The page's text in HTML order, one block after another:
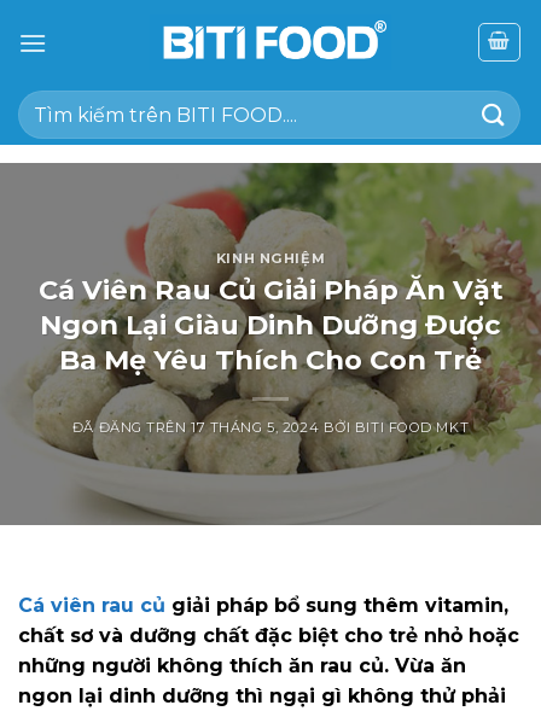
đến
dung
Tìm
kiếm:
KINH NGHIỆM
Cá Viên Rau Củ Giải Pháp Ăn Vặt
Ngon Lại Giàu Dinh Dưỡng Được
Ba Mẹ Yêu Thích Cho Con Trẻ
ĐÃ ĐĂNG TRÊN17 THÁNG 5, 2024 BỞI BITI FOOD MKT
Cá viên rau củ giải pháp bổ sung thêm vitamin,
chất sơ và dưỡng chất đặc biệt cho trẻ nhỏ hoặc
những người không thích ăn rau củ. Vừa ăn
ngon lại dinh dưỡng thì ngại gì không thử phải